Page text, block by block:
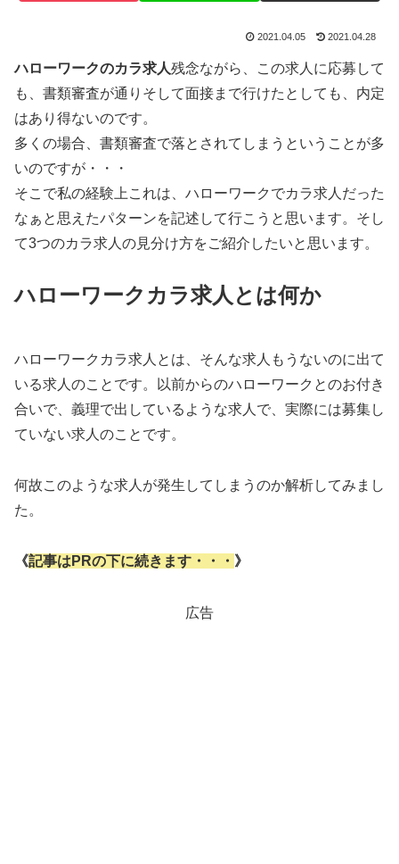
2021.04.05 2021.04.28
ハローワークのカラ求人残念ながら、この求人に応募して
も、書類審査が通りそして面接まで行けたとしても、内定
はあり得ないのです。
多くの場合、書類審査で落とされてしまうということが多
いのですが・・・
そこで私の経験上これは、ハローワークでカラ求人だった
なぁと思えたパターンを記述して行こうと思います。そし
て3つのカラ求人の見分け方をご紹介したいと思います。
ハローワークカラ求人とは何か
ハローワークカラ求人とは、そんな求人もうないのに出て
いる求人のことです。以前からのハローワークとのお付き
合いで、義理で出しているような求人で、実際には募集し
ていない求人のことです。
何故このような求人が発生してしまうのか解析してみまし
た。
《記事はPRの下に続きます・・・ 》
広告